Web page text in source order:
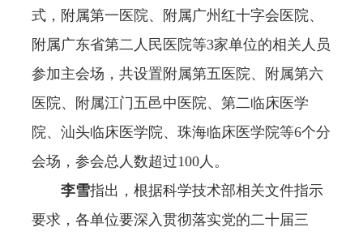
式，附属第一医院、附属广州红十字会医院、
附属广东省第二人民医院等3家单位的相关人员
参加主会场，共设置附属第五医院、附属第六
医院、附属江门五邑中医院、第二临床医学
院、汕头临床医学院、珠海临床医学院等6个分
会场，参会总人数超过100人。
李雪指出，根据科学技术部相关文件指示
要求，各单位要深入贯彻落实党的二十届三